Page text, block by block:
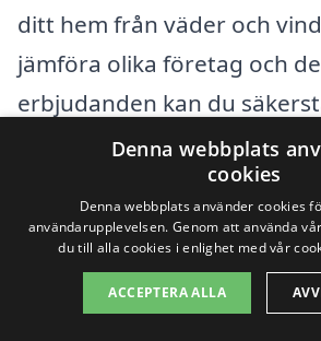
ditt hem från väder och
jämföra olika företag och
erbjudanden kan du
bästa möjliga service och
några städer i närheten av
du kan hitta professionella
Denna webbplats
cookies
Denna webbplats använder cookies
användarupplevelsen. Genom att använda
du till alla cookies i enlighet med vår
ACCEPTERA ALLA